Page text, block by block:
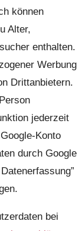
können
Alter,
enthalten.
Werbung
Drittanbietern.
jederzeit
Konto
durch Google
bei